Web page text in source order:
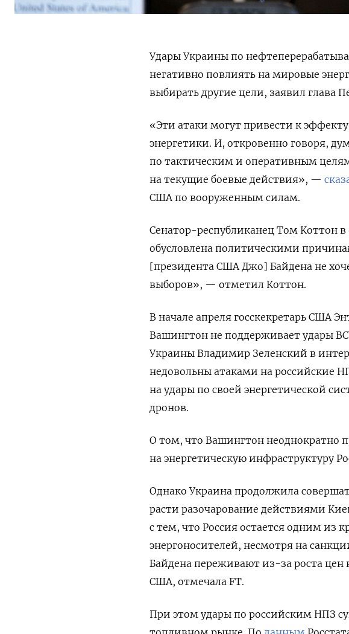
Удары Украины по
негативно повлиять на мировые
выбирать другие цели, заявил глава
«Эти атаки могут привести к
энергетики. И, откровенно говоря,
по тактическим и оперативным
на текущие боевые действия», —
США по вооруженным силам.
Сенатор-республиканец Том Коттон
обусловлена политическими
[президента США Джо] Байдена не
выборов», — отметил Коттон.
В начале апреля госскекретарь США
Вашингтон не поддерживает удары
Украины Владимир Зеленский в
недовольны атаками на российские
на удары по своей энергетической
дронов.
О том, что Вашингтон неоднократно
на энергетическую инфраструктуру
Однако Украина продолжила
расти разочарование действиями
с тем, что Россия остается одним из
энергоносителей, несмотря на
Байдена переживают из-за роста
США, отмечала FT.
При этом удары по российским НПЗ